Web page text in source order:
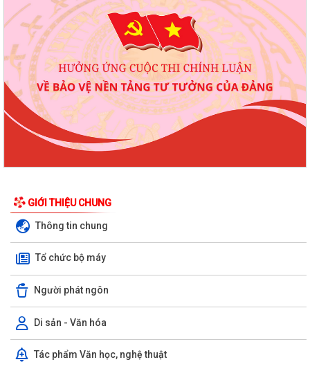
GIỚI THIỆU CHUNG
Thông tin chung
Tổ chức bộ máy
Người phát ngôn
Di sản - Văn hóa
Tác phẩm Văn học, nghệ thuật